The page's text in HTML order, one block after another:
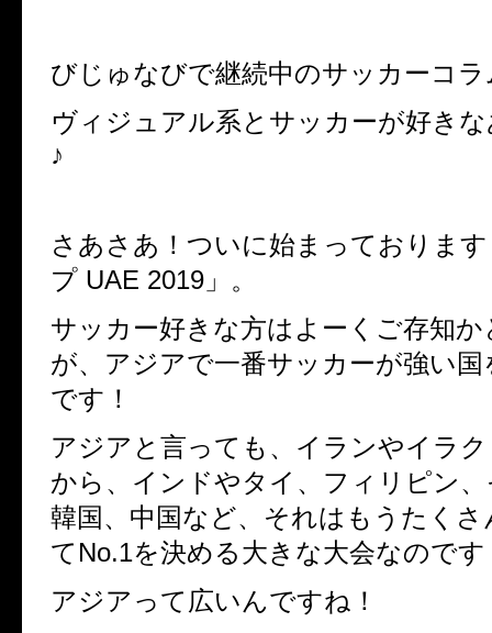
びじゅなびで継続中のサッカーコラ
ヴィジュアル系とサッカーが好き
♪
さあさあ！ついに始まっておりま
プ UAE 2019」。
サッカー好きな方はよーくご存知
が、アジアで一番サッカーが強い国
です！
アジアと言っても、イランやイラ
から、インドやタイ、フィリピン
韓国、中国など、それはもうたく
てNo.1を決める大きな大会なのです
アジアって広いんですね！